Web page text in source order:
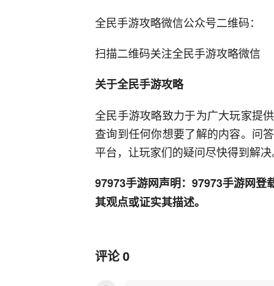
全民手游攻略微信公众号二维码：
扫描二维码关注全民手游攻略微信
关于全民手游攻略
全民手游攻略致力于为广大玩家提
查询到任何你想要了解的内容。问
平台，让玩家们的疑问尽快得到解决
97973手游网声明：97973手游网登
其观点或证实其描述。
评论0